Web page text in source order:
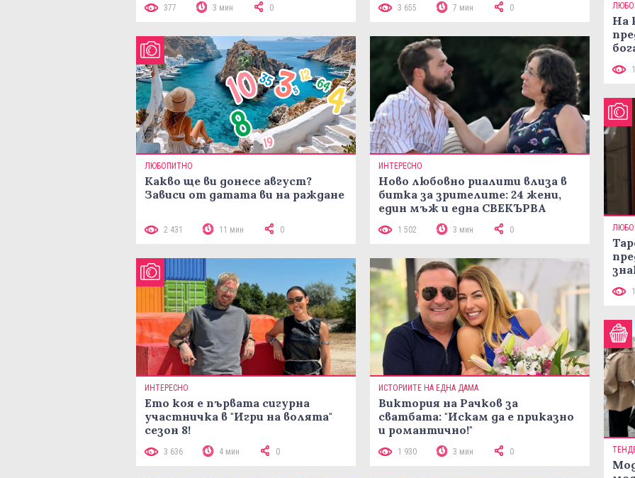
377 3 мин 0 3 655 7 мин 0
ЛЮБОПИТНО
Какво ще ви донесе август?
Зависи от датата ви на ражданe
2 431 11 мин 0
ИНТЕРЕСНО
Ново любовно риалити влиза в
битка за зрителите: 24 жени,
един мъж и една СВЕКЪРВА
1 502 3 мин 0
ИНТЕРЕСНО
Ето коя е първата сигурна
участничка в "Игри на волята"
сезон 8!
3 636 4 мин 0
ИСТОРИИТЕ НА ЕДНА ДАМА
Виктория на Рачков за
сватбата: "Искам да е приказно
и романтично!"
1 930 3 мин 0
На